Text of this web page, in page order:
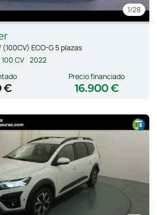
1/28
(100CV) ECO-G 5 plazas
100 CV 2022
€ 16.900 €
Precio financiado